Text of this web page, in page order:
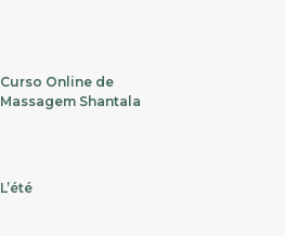
Curso Online de
Massagem Shantala
L’été